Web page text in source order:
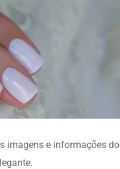
imagens e informações do